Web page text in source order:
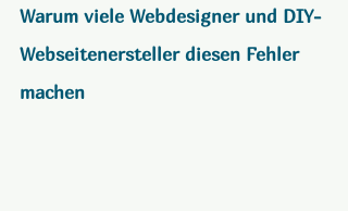
Warum viele Webdesigner und DIY-
Webseitenersteller diesen Fehler
machen